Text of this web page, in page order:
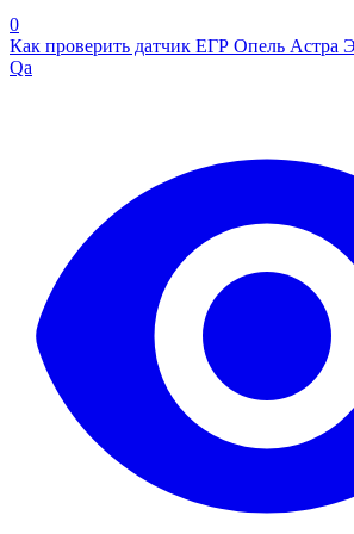
0
Как проверить датчик ЕГР Опель Астра
Qa